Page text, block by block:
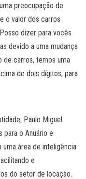
preocupação de
o valor dos carros
dizer para vocês
devido a uma mudança
de carros, temos uma
de dois dígitos, para
Paulo Miguel
para o Anuário e
área de inteligência
e
do setor de locação.